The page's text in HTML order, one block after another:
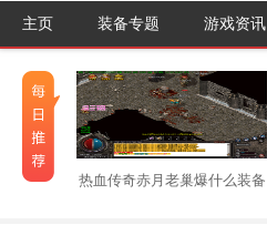
主页 装备专题 游戏资讯
热血传奇赤月老巢爆什么装备